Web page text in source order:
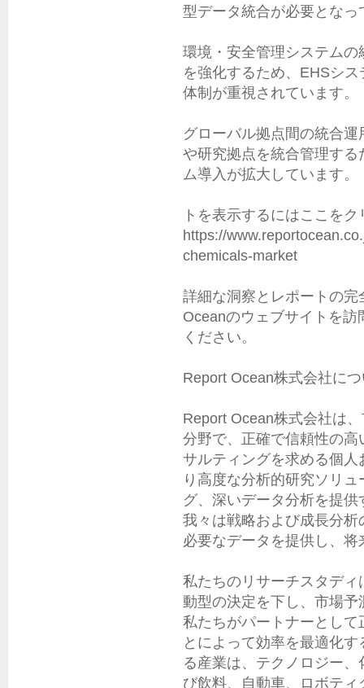
型データ統合が必要となっ
環境・安全管理システム
を強化するため、EHSシ
体制が重視されています。
グローバル拠点間の統合
や研究拠点を統合管理す
ム導入が拡大しています。
トを表示するにはここを
https://
chemicals-market
詳細な洞察とレポートの
Oceanのウェブサイトを
ください。
Report Ocean株式会社に
Report Ocean株式会社は
分野で、正確で信頼性の
サルティングを求める個
り高度な分析的研究ソリ
グ、深いデータ分析を提
我々は戦略および成長分
必要なデータを提供し、
私たちのリサーチスタデ
動型の決定を下し、市場
私たちがパートナーとし
とによって効率を最適化
る産業は、テクノロジー
び飲料、自動車、ロボテ